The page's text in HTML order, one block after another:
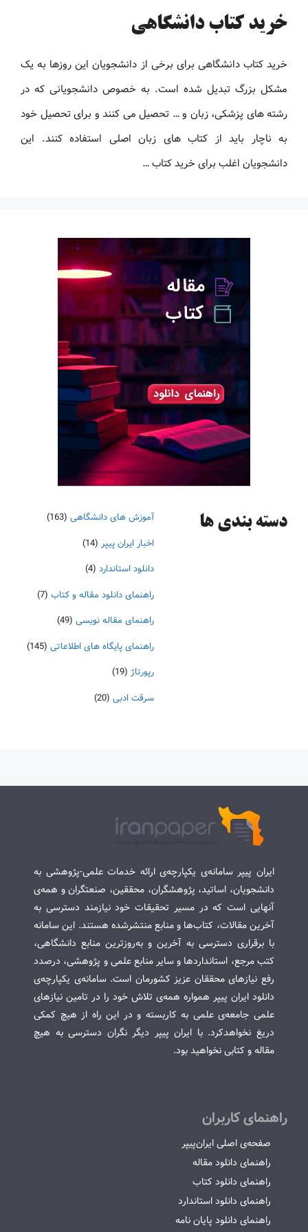
خرید کتاب دانشگاهی
خرید کتاب دانشگاهی برای برخی از دانشجویان این روزها به یک
مشکل بزرگ تبدیل شده است. به خصوص دانشجویانی که در
رشته های پزشکی، زبان و … تحصیل می کنند و برای تحصیل خود
به ناچار باید از کتاب های زبان اصلی استفاده کنند. این
دانشجویان اغلب برای خرید کتاب …
دسته‌ بندی ها آموزش های دانشگاهی (163)
اخبار ایران پیپر (14)
دانلود استاندارد (4)
راهنمای دانلود مقاله و کتاب (7)
راهنمای مقاله نویسی (49)
راهنمای پایگاه های اطلاعاتی (145)
رپورتاژ (19)
سرقت ادبی (20)
ایران پیپر سامانه‌ی یکپارچه‌ی ارائه خدمات علمی-پژوهشی به
دانشجویان، اساتید، پژوهشگران، محققین، صنعتگران و همه‌ی
آنهایی است که در مسیر تحقیقات خود نیازمند دسترسی به
آخرین مقالات، کتاب‌ها و منابع منتشرشده هستند. این سامانه
با برقراری دسترسی به آخرین و به‌روزترین منابع دانشگاهی،
کتب مرجع، استانداردها و سایر منابع علمی و پژوهشی، درصدد
رفع نیازهای محققان عزیز کشورمان است. سامانه‌ی یکپارچه‌ی
دانلود ایران پیپر همواره همه‌ی تلاش خود را در تامین نیازهای
علمی جامعه‌ی علمی به کاربسته و در این راه از هیچ کمکی
دریغ نخواهدکرد. با ایران پیپر دیگر نگران دسترسی به هیچ
مقاله و کتابی نخواهید بود.
راهنمای کاربران
صفحه‌ی اصلی ایران‌پیپر
راهنمای دانلود مقاله
راهنمای دانلود کتاب
راهنمای دانلود استاندارد
راهنمای دانلود پایان نامه